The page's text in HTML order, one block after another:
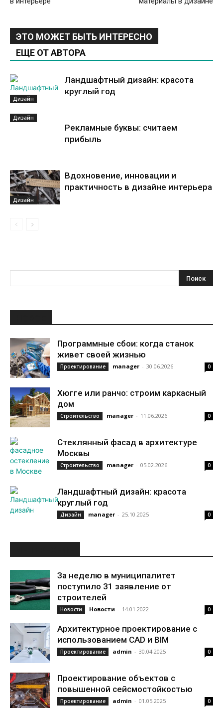
ЭТО МОЖЕТ БЫТЬ ИНТЕРЕСНО
ЕЩЕ ОТ АВТОРА
Дизайн
Ландшафтный дизайн: красота
круглый год
Дизайн
Рекламные буквы: считаем
прибыль
Дизайн
Вдохновение, инновации и
практичность в дизайне интерьера
Программные сбои: когда станок
живет своей жизнью
Проектирование manager - 30.06.2026 0
Хюгге или ранчо: строим каркасный
дом
Строительство manager - 11.06.2026 0
Стеклянный фасад в архитектуре
Москвы
Строительство manager - 05.02.2026 0
Ландшафтный дизайн: красота
круглый год
Дизайн manager - 25.10.2025 0
За неделю в муниципалитет
поступило 31 заявление от
строителей
Новости Новости - 14.01.2022 0
Архитектурное проектирование с
использованием CAD и BIM
Проектирование admin - 30.04.2025 0
Проектирование объектов с
повышенной сейсмостойкостью
Проектирование admin - 01.05.2025 0